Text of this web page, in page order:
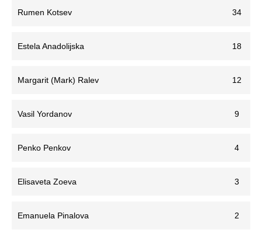
Rumen Kotsev 34
Estela Anadolijska 18
Margarit (Mark) Ralev 12
Vasil Yordanov 9
Penko Penkov 4
Elisaveta Zoeva 3
Emanuela Pinalova 2